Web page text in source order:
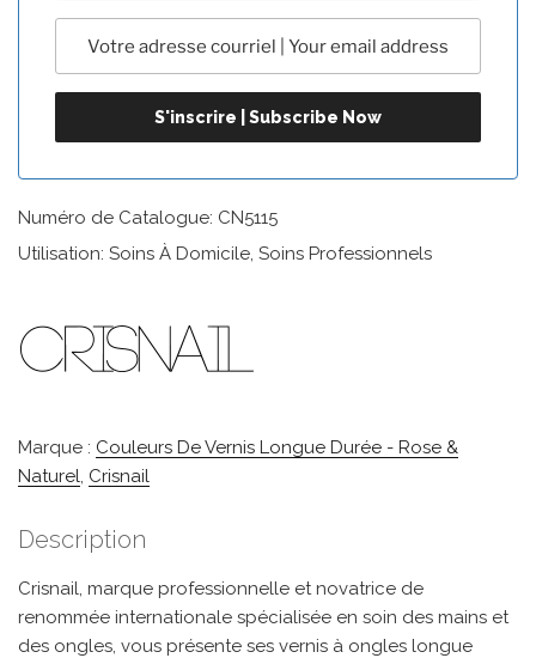
Numéro de Catalogue: CN5115
Utilisation: Soins À Domicile, Soins Professionnels
Marque : Couleurs De Vernis Longue Durée - Rose &
Naturel, Crisnail
Description
Crisnail, marque professionnelle et novatrice de
renommée internationale spécialisée en soin des mains et
des ongles, vous présente ses vernis à ongles longue